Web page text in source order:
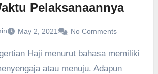
Pelaksanaannya
May 2, 2021 No Comments
atau menuju. Adapun